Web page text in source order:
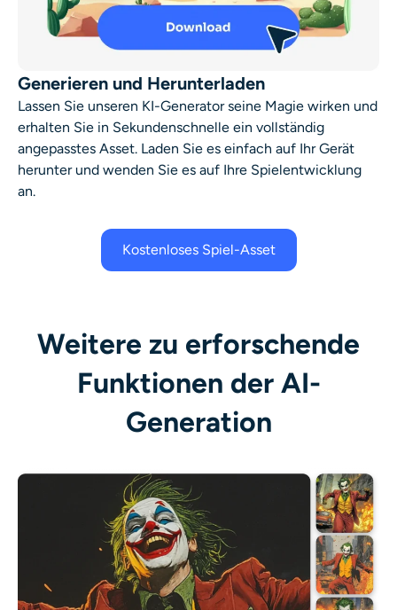
Generieren und Herunterladen
Lassen Sie unseren KI-Generator seine Magie wirken und
erhalten Sie in Sekundenschnelle ein vollständig
angepasstes Asset. Laden Sie es einfach auf Ihr Gerät
herunter und wenden Sie es auf Ihre Spielentwicklung
an.
Kostenloses Spiel-Asset
Weitere zu erforschende
Funktionen der AI-
Generation